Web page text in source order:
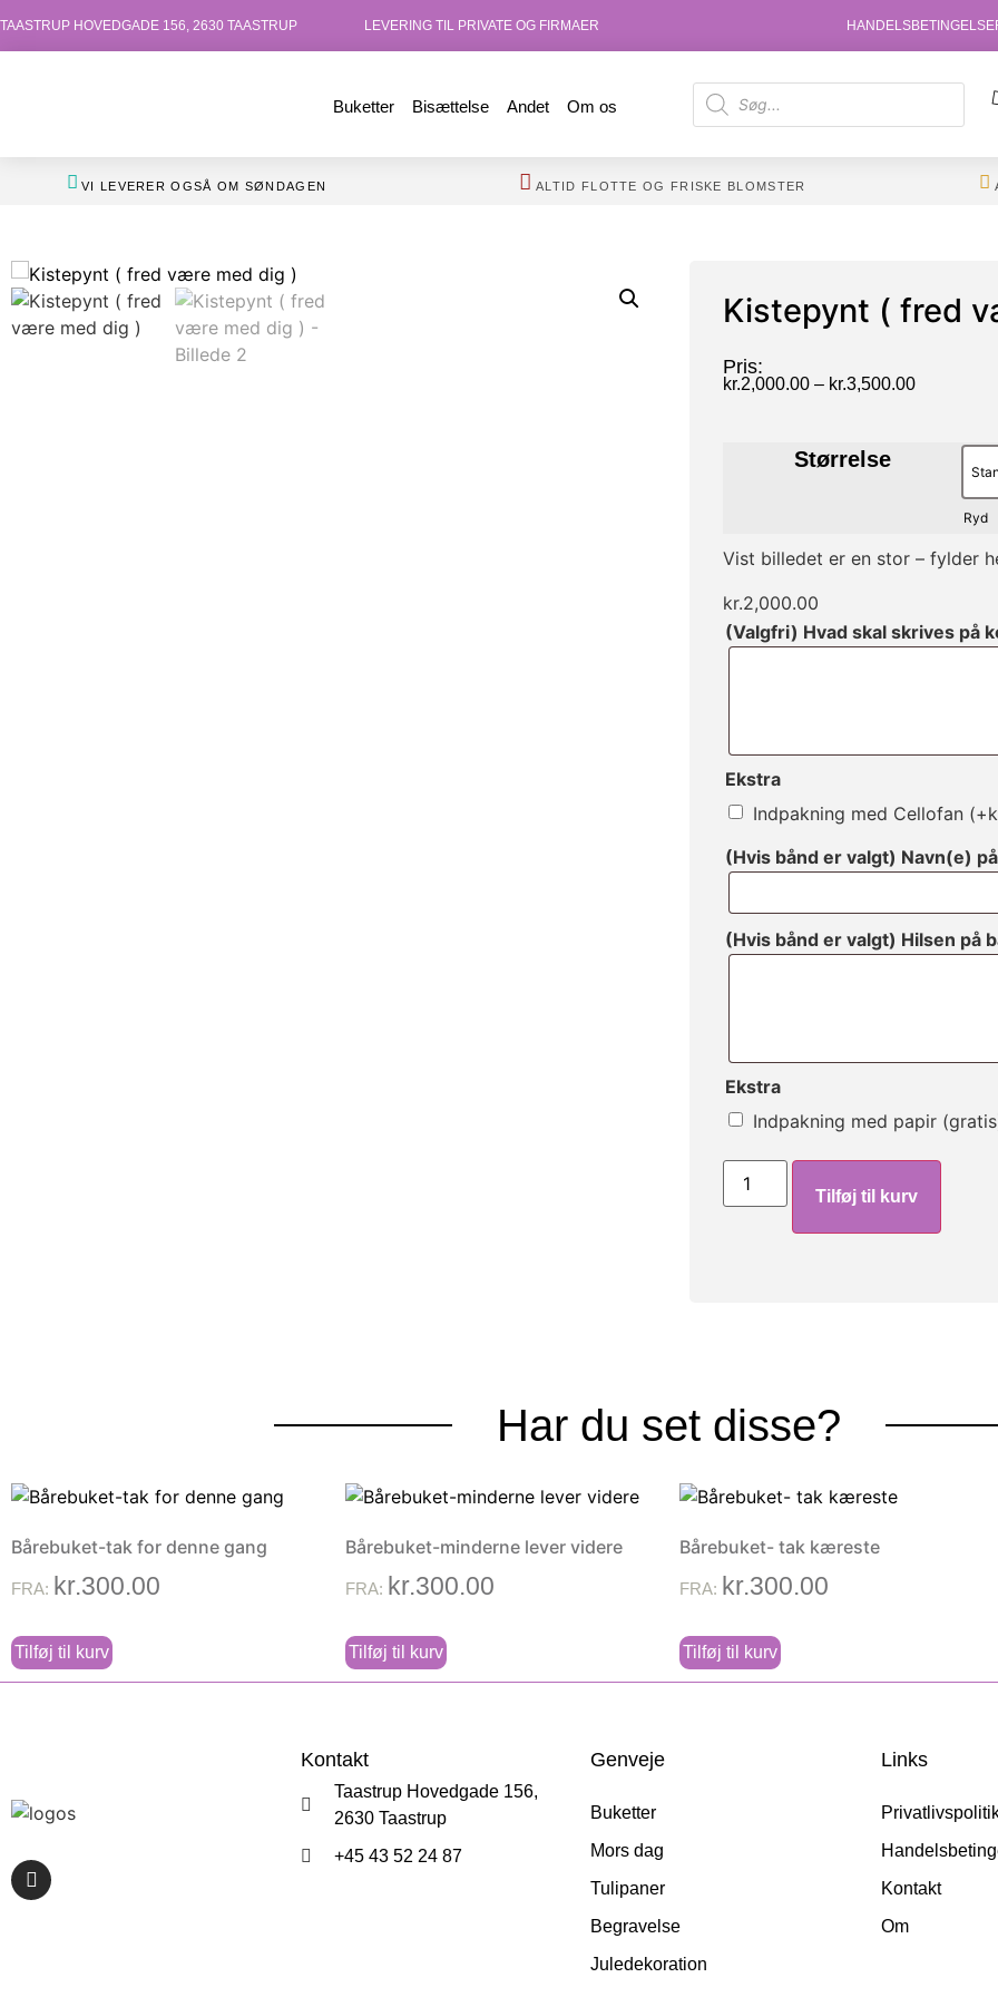
TAASTRUP HOVEDGADE 156, 2630 TAASTRUP LEVERING TIL PRIVATE OG FIRMAER
Buketter Bisættelse Andet Om os
VI LEVERER OGSÅ OM SØNDAGEN ALTID FLOTTE OG FRISKE BLOMSTER
Kistepynt ( fred
Pris:
kr.2,000.00 – kr.3,500.00
Størrelse
Ryd
Vist billedet er en stor – fylder
kr.2,000.00
(Valgfri) Hvad skal skrives på
Ekstra
Indpakning med Cellofan (+
(Hvis bånd er valgt) Navn(e)
(Hvis bånd er valgt) Hilsen på
Ekstra
Indpakning med papir
Tilføj til kurv
Har du set disse?
Bårebuket-tak for denne gang
FRA: kr.300.00
Tilføj til kurv
Bårebuket-minderne lever videre
FRA: kr.300.00
Tilføj til kurv
Bårebuket- tak kæreste
FRA: kr.300.00
Tilføj til kurv
Kontakt
Taastrup Hovedgade 156,
2630 Taastrup
+45 43 52 24 87
Genveje
Buketter
Mors dag
Tulipaner
Begravelse
Juledekoration
Links
Kontakt
Om